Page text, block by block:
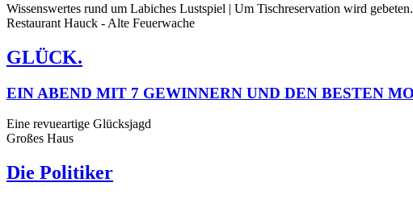
Wissenswertes rund um Labiches Lustspiel | Um Tischreservation wird
Restaurant Hauck - Alte Feuerwache
GLÜCK.
EIN ABEND MIT 7 GEWINNERN UND DEN BESTEN
Eine revueartige Glücksjagd
Großes Haus
Die Politiker